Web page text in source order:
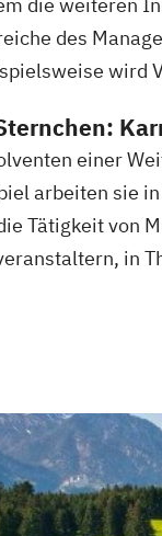
des
wird
einer
arbeiten sie
Tätigkeit von
in